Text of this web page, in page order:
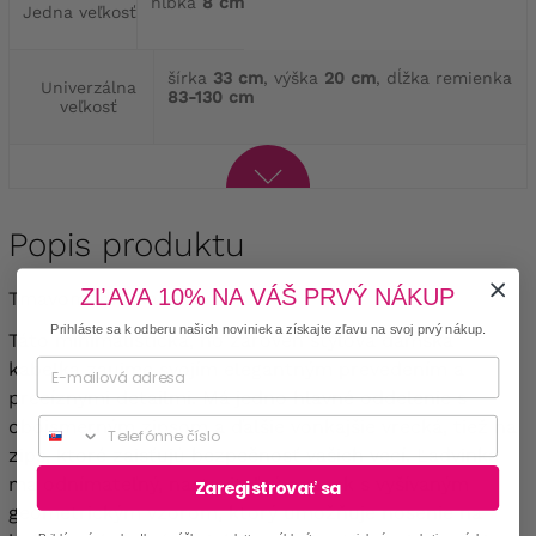
Jedna veľkosť
Univerzálna
veľkosť
šírka 33 cm, výška 20 cm, dĺžka remienka
83-130 cm
Popis produktu
Tmavomodrá kabelka
Táto minimalistická, no zároveň štýlová dámska
kabelka zaujme svojím elegantným prevedením a
precíznymi detailmi. Má jedno hlavné oddelenie s
obojsmerným zipsom a ďalšie vonkajšie vrecká, tiež na
zips, ktoré zaisťujú bezpečnosť vašich vecí. Ľadvinka
má odnímateľný, nastaviteľný opasok s vyšívaným
geometrickým vzorom, ktorý umožňuje nosenie na
ZĽAVA 10% NA VÁŠ PRVÝ NÁKUP
Prihláste sa k odberu našich noviniek a získajte zľavu na svoj prvý nákup.
Zaregistrovať sa